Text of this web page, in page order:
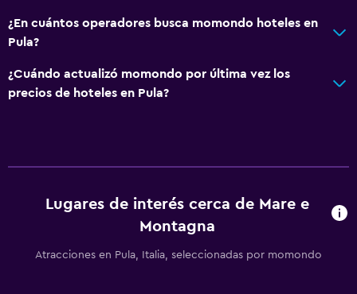
¿En cuántos operadores busca momondo hoteles en
Pula?
¿Cuándo actualizó momondo por última vez los
precios de hoteles en Pula?
Lugares de interés cerca de Mare e
Montagna
Atracciones en Pula, Italia, seleccionadas por momondo